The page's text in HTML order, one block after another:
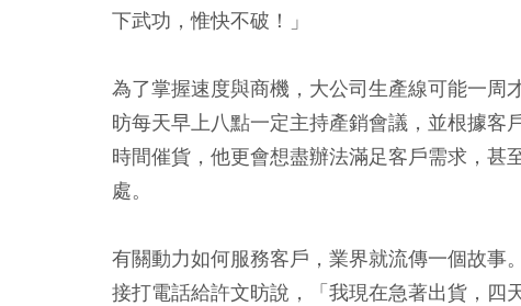
下武功，惟快不破！」
為了掌握速度與商機，大公司生產線可能一周
昉每天早上八點一定主持產銷會議，並根據客
時間催貨，他更會想盡辦法滿足客戶需求，甚
處。
有關動力如何服務客戶，業界就流傳一個故事
接打電話給許文昉說，「我現在急著出貨，四